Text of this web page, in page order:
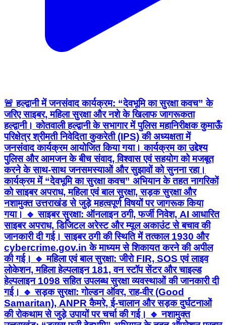
🚨 हल्द्वानी में जनसंवाद कार्यक्रम: “देवभूमि का सुरक्षा कवच” के
जरिए साइबर, महिला सुरक्षा और नशे के खिलाफ जागरूकता
हल्द्वानी। कोतवाली हल्द्वानी के सभागार में पुलिस महानिरीक्षक कुमाऊँ
परिक्षेत्र श्रीमती निवेदिता कुकरेती (IPS) की अध्यक्षता में
जनसंवाद कार्यक्रम आयोजित किया गया। कार्यक्रम का उद्देश्य
पुलिस और आमजन के बीच संवाद, विश्वास एवं सहयोग को मजबूत
करने के साथ-साथ जनसमस्याओं और सुझावों को सुनना रहा।
कार्यक्रम में “देवभूमि का सुरक्षा कवच” अभियान के तहत नागरिकों
को साइबर अपराध, महिला एवं बाल सुरक्षा, सड़क सुरक्षा और
नशामुक्त उत्तराखंड से जुड़े महत्वपूर्ण विषयों पर जागरूक किया
गया। 🔹 साइबर सुरक्षा: ऑनलाइन ठगी, फर्जी निवेश, AI आधारित
साइबर अपराध, डिजिटल अरेस्ट और म्यूल अकाउंट से बचाव की
जानकारी दी गई। साइबर ठगी की स्थिति में तत्काल 1930 और
cybercrime.gov.in के माध्यम से शिकायत करने की अपील
की गई। 🔹 महिला एवं बाल सुरक्षा: जीरो FIR, SOS एवं लाइव
लोकेशन, महिला हेल्पलाइन 181, वन स्टॉप सेंटर और चाइल्ड
हेल्पलाइन 1098 सहित उपलब्ध सुरक्षा व्यवस्थाओं की जानकारी दी
गई। 🔹 सड़क सुरक्षा: गोल्डन ऑवर, राह-वीर (Good
Samaritan), ANPR कैमरे, ई-चालान और सड़क दुर्घटनाओं
की रोकथाम से जुड़े उपायों पर चर्चा की गई। 🔹 नशामुक्त